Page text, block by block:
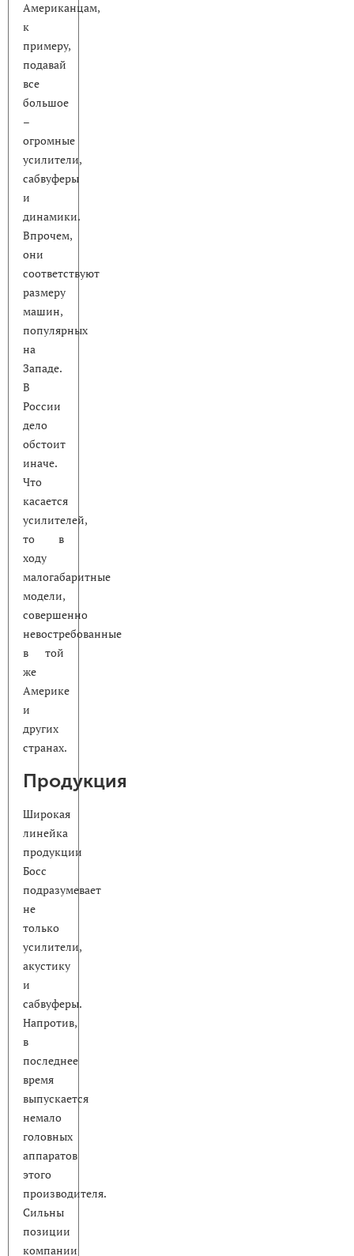
Американцам,
к
примеру,
подавай
все
большое
–
огромные
усилители,
сабвуферы
и
динамики.
Впрочем,
они
соответствуют
размеру
машин,
популярных
на
Западе.
В
России
дело
обстоит
иначе.
Что
касается
усилителей,
то в
ходу
малогабаритные
модели,
совершенно
невостребованные
в той
же
Америке
и
других
странах.
Продукция
Широкая
линейка
продукции
Босс
подразумевает
не
только
усилители,
акустику
и
сабвуферы.
Напротив,
в
последнее
время
выпускается
немало
головных
аппаратов
этого
производителя.
Сильны
позиции
компании